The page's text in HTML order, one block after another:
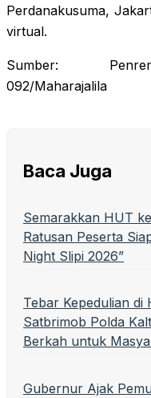
Perdanakusuma,
virtual.
Sumber:
092/Maharajalila
Baca Juga
Semarakkan HUT
Ratusan Peserta
Night Slipi 2026”
Tebar Kepedulian di
Satbrimob Polda
Berkah untuk
Gubernur Ajak